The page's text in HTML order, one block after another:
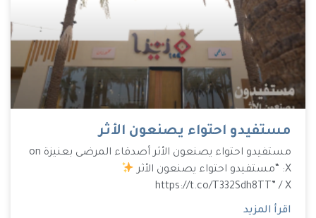
مستفيدو احتواء يصنعون الأثر
مستفيدو احتواء يصنعون الأثر أصدقاء المرضى بعنيزة on
X: “مستفيدو احتواء يصنعون الأثر
https://t.co/T332Sdh8TT” / X
اقرأ المزيد